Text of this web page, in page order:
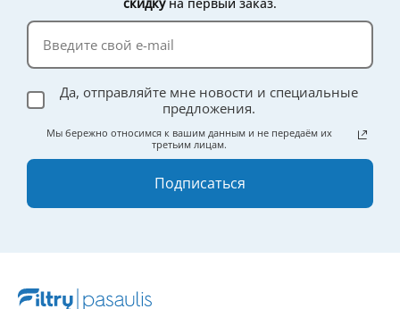
Да, отправляйте мне новости и специальные
предложения.
Мы бережно относимся к вашим данным и не передаём их
третьим лицам.
Подписаться